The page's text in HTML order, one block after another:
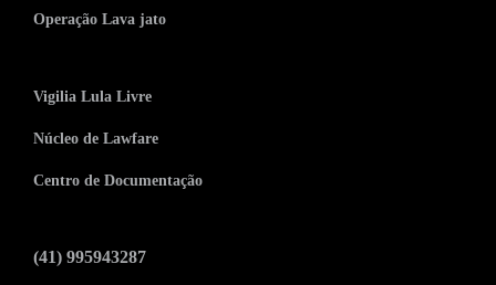
Operação Lava jato
Vigilia Lula Livre
Núcleo de Lawfare
Centro de Documentação
(41) 995943287